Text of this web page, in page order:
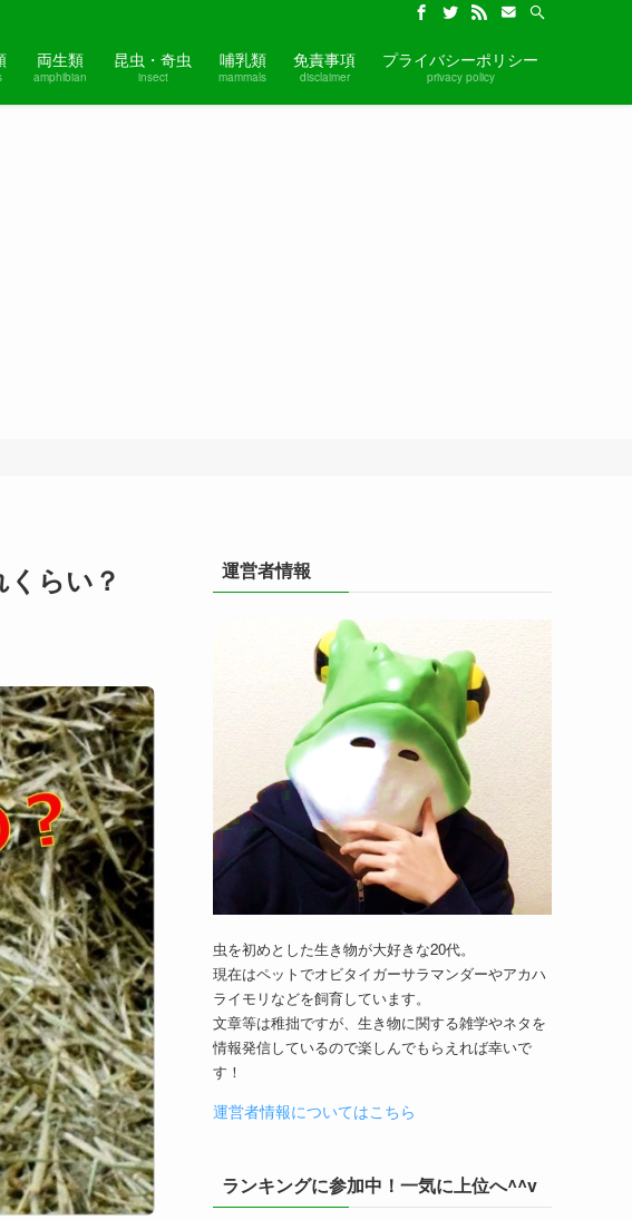
両生類
amphibian
昆虫・奇虫
insect
哺乳類
mammals
免責事項
disclaimer
プライバシーポリシー
privacy policy
らい？ 運営者情報
虫を初めとした生き物が大好きな20代。
現在はペットでオビタイガーサラマンダーやアカハ
ライモリなどを飼育しています。
文章等は稚拙ですが、生き物に関する雑学やネタを
情報発信しているので楽しんでもらえれば幸いで
す！
運営者情報についてはこちら
ランキングに参加中！一気に上位へ^^v